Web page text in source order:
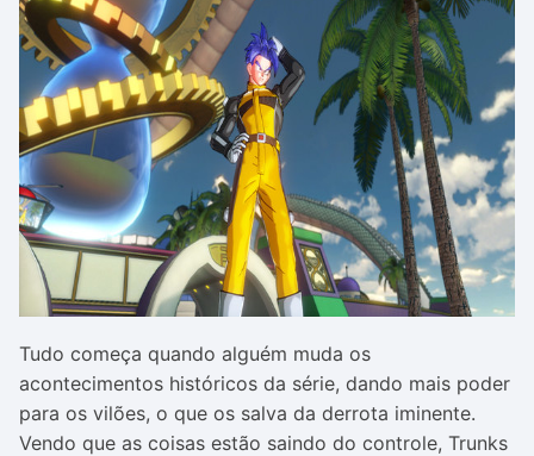
Tudo começa quando alguém muda os
acontecimentos históricos da série, dando mais poder
para os vilões, o que os salva da derrota iminente.
Vendo que as coisas estão saindo do controle, Trunks